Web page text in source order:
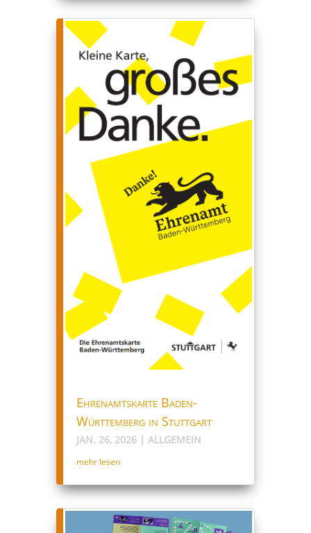
Ehrenamtskarte Baden-
Württemberg in Stuttgart
JAN. 26, 2026| ALLGEMEIN
mehr lesen